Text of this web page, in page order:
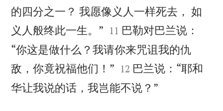
的四分之一？ 我愿像义人一样死去， 如
义人般终此一生。” 

11 巴勒对巴兰说：
“你这是做什么？我请你来咒诅我的仇
敌，你竟祝福他们！” 

12 巴兰说：“耶和
华让我说的话，我岂能不说？”